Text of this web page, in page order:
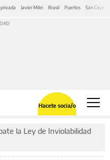
Javier Milei Brasil Puertos San
Hacete socia/o
la Ley de Inviolabilidad